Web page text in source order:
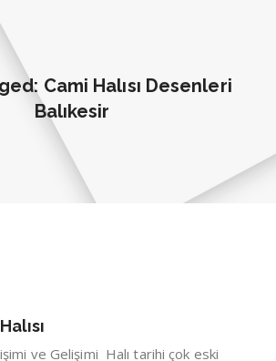
Cami Halısı Desenleri
Balıkesir
ve Gelişimi Halı tarihi çok eski